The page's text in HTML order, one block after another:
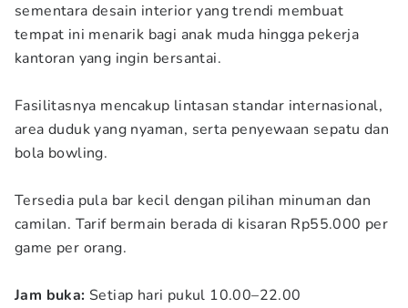
sementara desain interior yang trendi membuat
tempat ini menarik bagi anak muda hingga pekerja
kantoran yang ingin bersantai.
Fasilitasnya mencakup lintasan standar internasional,
area duduk yang nyaman, serta penyewaan sepatu dan
bola bowling.
Tersedia pula bar kecil dengan pilihan minuman dan
camilan. Tarif bermain berada di kisaran Rp55.000 per
game per orang.
Jam buka: Setiap hari pukul 10.00–22.00